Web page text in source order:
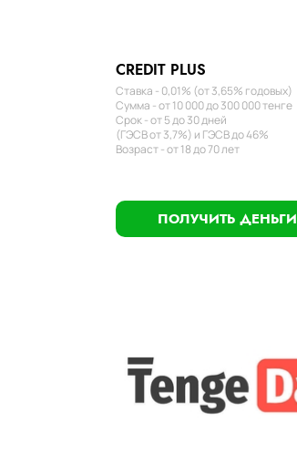
CREDIT PLUS
Ставка - 0,01% (от 3,65% годовых)
Сумма - от 10 000 до 300 000 тенге
Срок - от 5 до 30 дней
(ГЭСВ от 3,7%) и ГЭСВ до 46%
Возраст - от 18 до 70 лет
ПОЛУЧИТЬ ДЕНЬГИ